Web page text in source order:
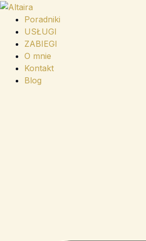
Przejdź
treści
Poradniki
USŁUGI
ZABIEGI
O mnie
Kontakt
Blog